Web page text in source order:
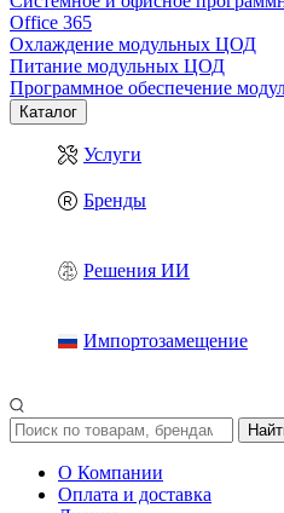
Office 365
Охлаждение модульных ЦОД
Питание модульных ЦОД
Программное обеспечение
Каталог
Услуги
Бренды
Решения ИИ
Импортозамещение
О Компании
Оплата и доставка